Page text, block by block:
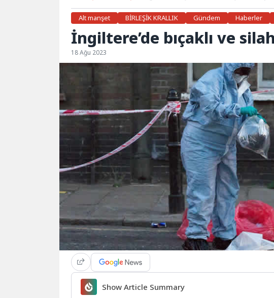
Alt manşet BİRLEŞİK KRALLIK Gündem Haberler
İngiltere’de bıçaklı ve
18 Ağu 2023
Show Article Summary